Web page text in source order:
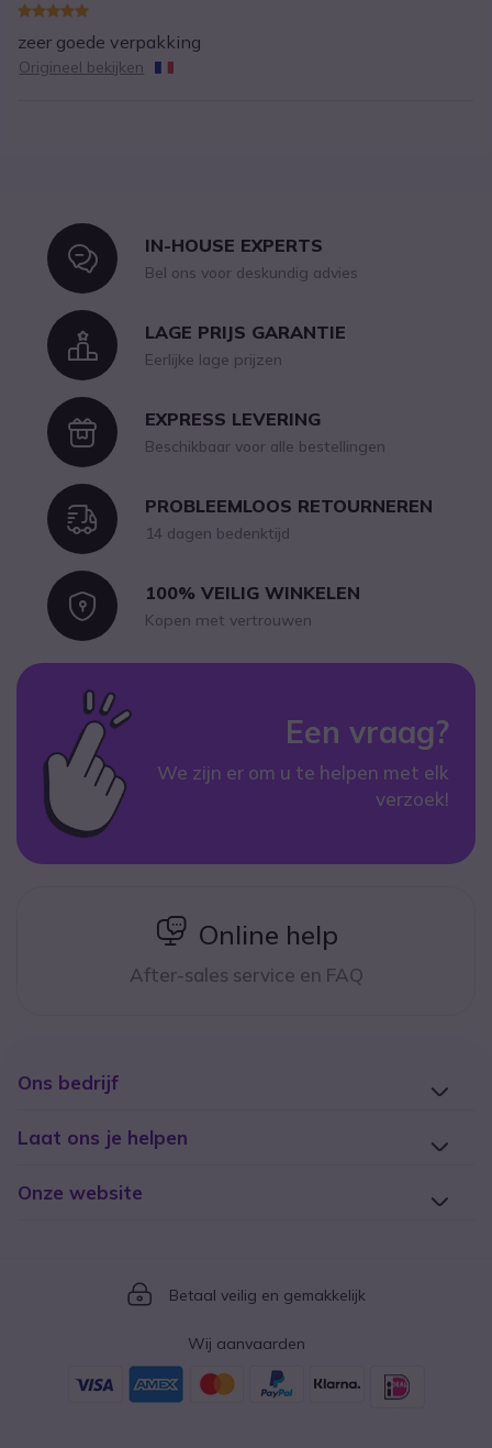
zeer goede verpakking
Origineel bekijken
IconIN-HOUSE EXPERTS
Bel ons voor deskundig advies
IconLAGE PRIJS GARANTIE
Eerlijke lage prijzen
IconEXPRESS LEVERING
Beschikbaar voor alle bestellingen
IconPROBLEEMLOOS RETOURNEREN
14 dagen bedenktijd
Icon100% VEILIG WINKELEN
Kopen met vertrouwen
Een vraag?
We zijn er om u te helpen met elk
verzoek!
icon
Online help
After-sales service en FAQ
Ons bedrijf
Laat ons je helpen
Onze website
Icon
Betaal veilig en gemakkelijk
Wij aanvaarden